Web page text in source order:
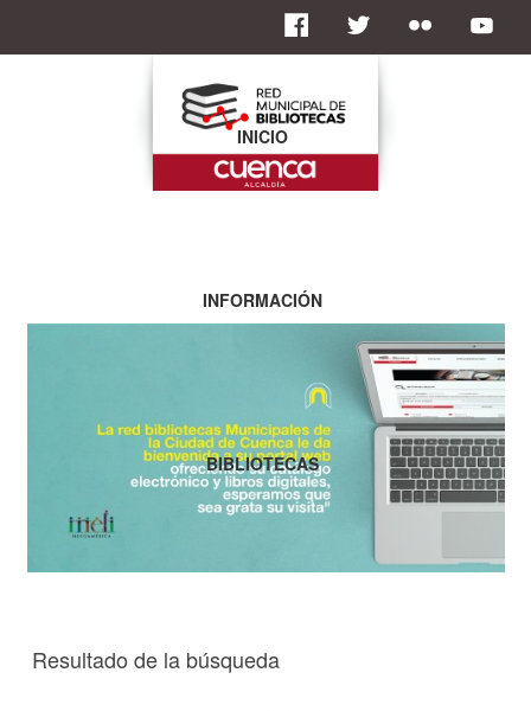
Resultado de la búsqueda
INICIO
INFORMACIÓN
BIBLIOTECAS